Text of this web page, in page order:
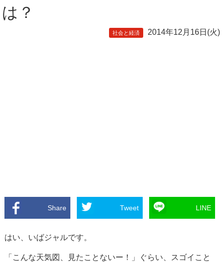
は？
社会と経済 2014年12月16日(火)
Share Tweet LINE
はい、いばジャルです。
「こんな天気図、見たことないー！」ぐらい、スゴイこと